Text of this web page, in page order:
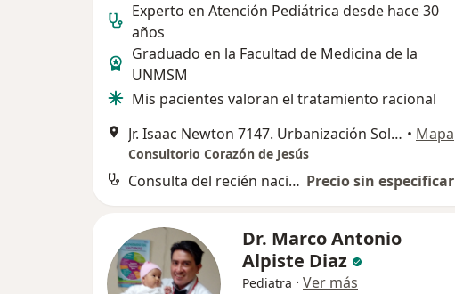
Experto en Atención Pediátrica desde hace 30
años
Graduado en la Facultad de Medicina de la
UNMSM
Mis pacientes valoran el tratamiento racional
Jr. Isaac Newton 7147. Urbanización Sol de Oro., Los Olivos • Mapa
Consultorio Corazón de Jesús
Consulta del recién nacido Precio sin especificar
Dr. Marco Antonio
Alpiste Diaz
Pediatra · Ver más